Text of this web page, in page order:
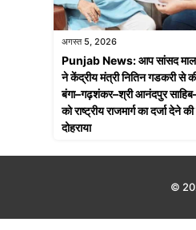
अगस्त 5, 2026
Punjab News: आप सांसद
ने केंद्रीय मंत्री नितिन गडकरी से
बंगा–गढ़शंकर–श्री आनंदपुर
को राष्ट्रीय राजमार्ग का दर्जा देने
दोहराया
©